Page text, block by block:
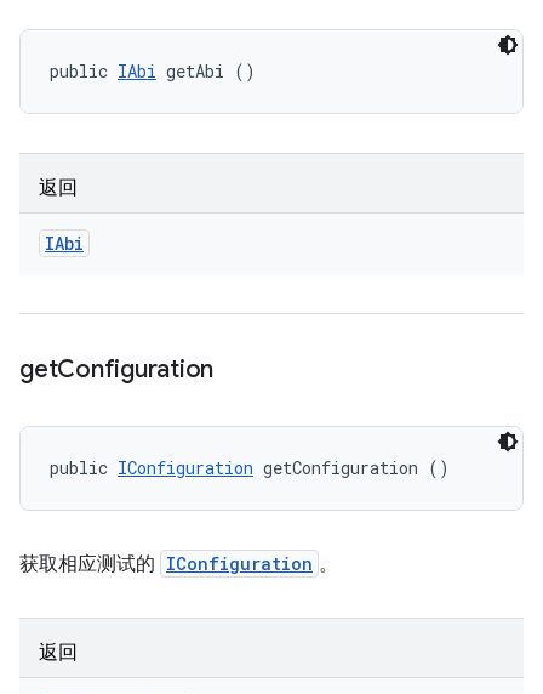
public IAbi getAbi ()
返回
IAbi
getConfiguration
public IConfiguration getConfiguration ()
获取相应测试的 IConfiguration 。
返回